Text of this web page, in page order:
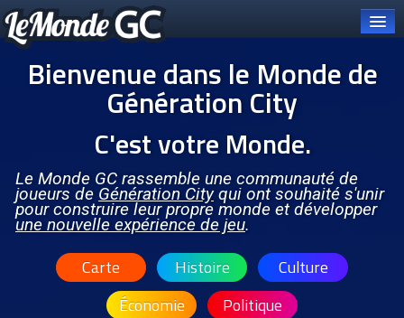
Connexion
Carte et pays
Organisations
À PROPOS DE L'OCGC
Présentation de l'OCGC
Bienvenue dans le Monde de
Génération City
C'est votre Monde.
Le Monde GC rassemble une communauté de
joueurs de Génération Cityqui ont souhaité s'unir
pour construire leur propre monde et développer
une nouvelle expérience de jeu.
Carte Histoire
Culture
Économie
Politique